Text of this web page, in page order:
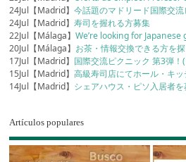
24Jul【Madrid】今話題のマドリード国際交
24Jul【Madrid】寿司を握れる方募集
22Jul【Málaga】We’re looking for
20Jul【Málaga】 お茶・情報交換できる方を
17Jul【Madrid】 国際交流ピクニック 第3弾！
15Jul【Madrid】高級寿司店にてホール・キ
14Jul【Madrid】 シェアハウス・ピソ入居者
Artículos populares